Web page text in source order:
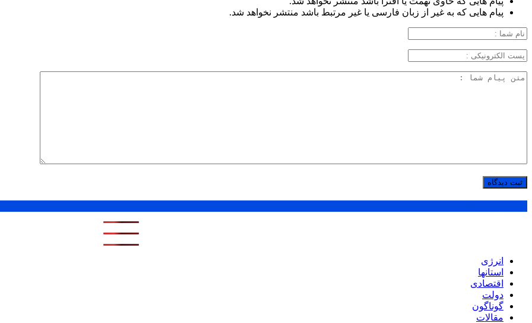
پیام هایی که به غیر از زبان فارسی یا غیر مرتبط باشد منتشر نخواهد شد.
انرژی
استانها
اقتصادی
دولت
گوناگون
مقالات